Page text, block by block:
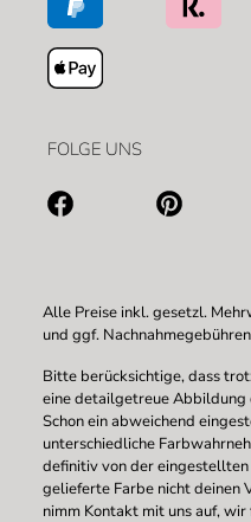
FOLGE UNS
Alle Preise inkl. gesetzl.
und ggf.
Bitte berücksichtige, dass
eine detailgetreue Abbildung
Schon ein abweichend
unterschiedliche
definitiv von der
gelieferte Farbe nicht deinen
nimm Kontakt mit uns auf,